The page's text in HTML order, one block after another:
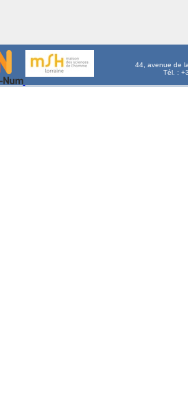
44, avenue de
Tél. :